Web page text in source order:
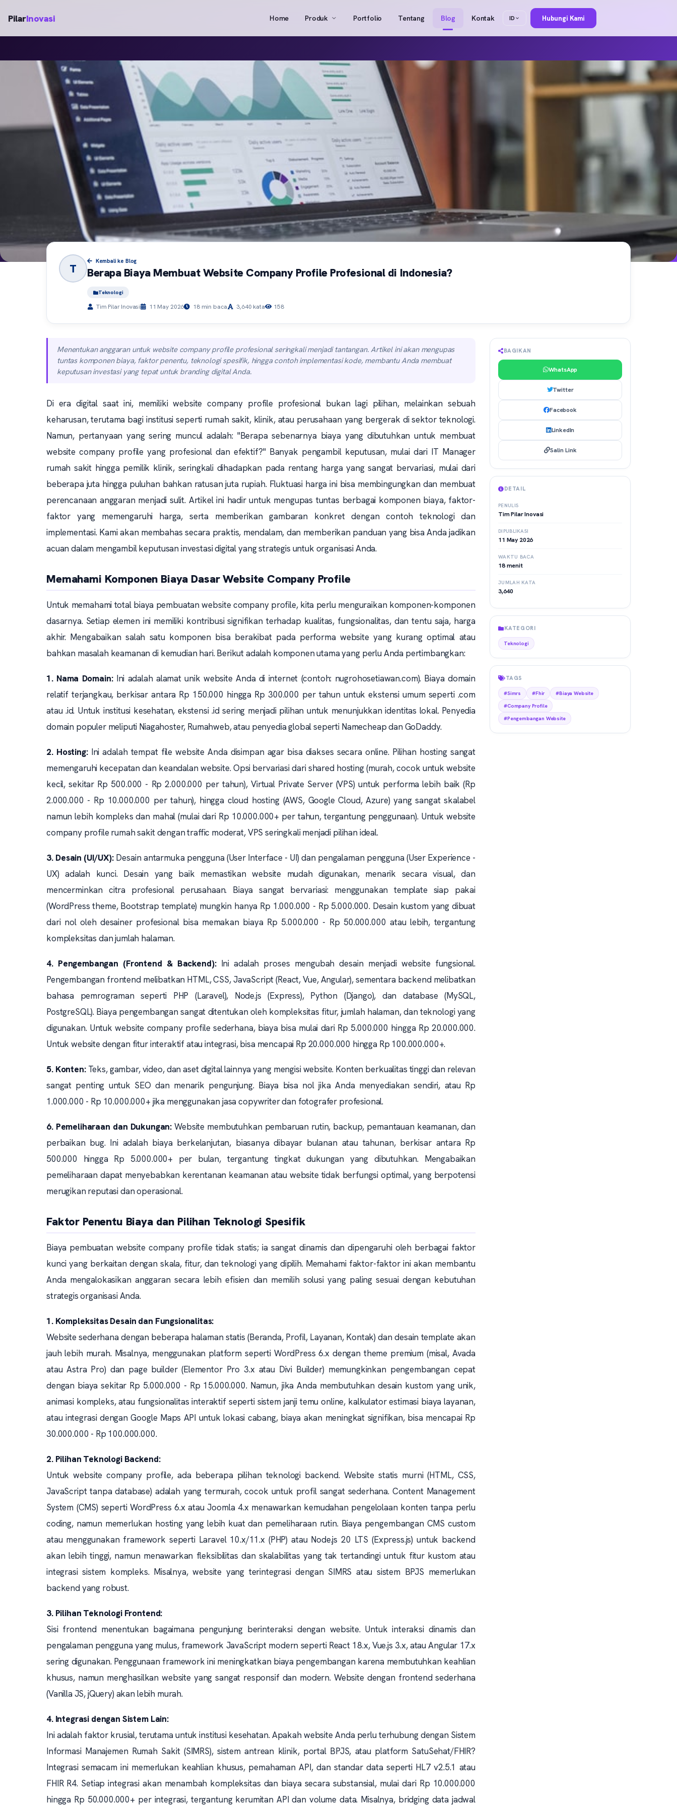
PilarInovasi Home Produk Portfolio Tentang Blog Kontak ID Hubungi Kami
T
Kembali ke Blog
Berapa Biaya Membuat Website Company Profile Profesional di Indonesia?
Teknologi
Tim Pilar Inovasi 11 May 2026 18 min baca 3,640 kata 158
Menentukan anggaran untuk website company profile profesional seringkali menjadi tantangan. Artikel ini akan mengupas
tuntas komponen biaya, faktor penentu, teknologi spesifik, hingga contoh implementasi kode, membantu Anda membuat
keputusan investasi yang tepat untuk branding digital Anda.
Di era digital saat ini, memiliki website company profile profesional bukan lagi pilihan, melainkan sebuah
keharusan, terutama bagi institusi seperti rumah sakit, klinik, atau perusahaan yang bergerak di sektor teknologi.
Namun, pertanyaan yang sering muncul adalah: "Berapa sebenarnya biaya yang dibutuhkan untuk membuat
website company profile yang profesional dan efektif?" Banyak pengambil keputusan, mulai dari IT Manager
rumah sakit hingga pemilik klinik, seringkali dihadapkan pada rentang harga yang sangat bervariasi, mulai dari
beberapa juta hingga puluhan bahkan ratusan juta rupiah. Fluktuasi harga ini bisa membingungkan dan membuat
perencanaan anggaran menjadi sulit. Artikel ini hadir untuk mengupas tuntas berbagai komponen biaya, faktor-
faktor yang memengaruhi harga, serta memberikan gambaran konkret dengan contoh teknologi dan
implementasi. Kami akan membahas secara praktis, mendalam, dan memberikan panduan yang bisa Anda jadikan
acuan dalam mengambil keputusan investasi digital yang strategis untuk organisasi Anda.
Memahami Komponen Biaya Dasar Website Company Profile
Untuk memahami total biaya pembuatan website company profile, kita perlu menguraikan komponen-komponen
dasarnya. Setiap elemen ini memiliki kontribusi signifikan terhadap kualitas, fungsionalitas, dan tentu saja, harga
akhir. Mengabaikan salah satu komponen bisa berakibat pada performa website yang kurang optimal atau
bahkan masalah keamanan di kemudian hari. Berikut adalah komponen utama yang perlu Anda pertimbangkan:
1. Nama Domain:Ini adalah alamat unik website Anda di internet (contoh: nugrohosetiawan.com). Biaya domain
relatif terjangkau, berkisar antara Rp 150.000 hingga Rp 300.000 per tahun untuk ekstensi umum seperti .com
atau .id. Untuk institusi kesehatan, ekstensi .id sering menjadi pilihan untuk menunjukkan identitas lokal. Penyedia
domain populer meliputi Niagahoster, Rumahweb, atau penyedia global seperti Namecheap dan GoDaddy.
2. Hosting:Ini adalah tempat file website Anda disimpan agar bisa diakses secara online. Pilihan hosting sangat
memengaruhi kecepatan dan keandalan website. Opsi bervariasi dari shared hosting (murah, cocok untuk website
kecil, sekitar Rp 500.000 - Rp 2.000.000 per tahun), Virtual Private Server (VPS) untuk performa lebih baik (Rp
2.000.000 - Rp 10.000.000 per tahun), hingga cloud hosting (AWS, Google Cloud, Azure) yang sangat skalabel
namun lebih kompleks dan mahal (mulai dari Rp 10.000.000+ per tahun, tergantung penggunaan). Untuk website
company profile rumah sakit dengan traffic moderat, VPS seringkali menjadi pilihan ideal.
3. Desain (UI/UX): Desain antarmuka pengguna (User Interface - UI) dan pengalaman pengguna (User Experience -
UX) adalah kunci. Desain yang baik memastikan website mudah digunakan, menarik secara visual, dan
mencerminkan citra profesional perusahaan. Biaya sangat bervariasi: menggunakan template siap pakai
(WordPress theme, Bootstrap template) mungkin hanya Rp 1.000.000 - Rp 5.000.000. Desain kustom yang dibuat
dari nol oleh desainer profesional bisa memakan biaya Rp 5.000.000 - Rp 50.000.000 atau lebih, tergantung
kompleksitas dan jumlah halaman.
4. Pengembangan (Frontend & Backend):Ini adalah proses mengubah desain menjadi website fungsional.
Pengembangan frontend melibatkan HTML, CSS, JavaScript (React, Vue, Angular), sementara backend melibatkan
bahasa pemrograman seperti PHP (Laravel), Node.js (Express), Python (Django), dan database (MySQL,
PostgreSQL). Biaya pengembangan sangat ditentukan oleh kompleksitas fitur, jumlah halaman, dan teknologi yang
digunakan. Untuk website company profile sederhana, biaya bisa mulai dari Rp 5.000.000 hingga Rp 20.000.000.
Untuk website dengan fitur interaktif atau integrasi, bisa mencapai Rp 20.000.000 hingga Rp 100.000.000+.
5. Konten:Teks, gambar, video, dan aset digital lainnya yang mengisi website. Konten berkualitas tinggi dan relevan
sangat penting untuk SEO dan menarik pengunjung. Biaya bisa nol jika Anda menyediakan sendiri, atau Rp
1.000.000 - Rp 10.000.000+ jika menggunakan jasa copywriter dan fotografer profesional.
6. Pemeliharaan dan Dukungan: Website membutuhkan pembaruan rutin, backup, pemantauan keamanan, dan
perbaikan bug. Ini adalah biaya berkelanjutan, biasanya dibayar bulanan atau tahunan, berkisar antara Rp
500.000 hingga Rp 5.000.000+ per bulan, tergantung tingkat dukungan yang dibutuhkan. Mengabaikan
pemeliharaan dapat menyebabkan kerentanan keamanan atau website tidak berfungsi optimal, yang berpotensi
merugikan reputasi dan operasional.
Faktor Penentu Biaya dan Pilihan Teknologi Spesifik
Biaya pembuatan website company profile tidak statis; ia sangat dinamis dan dipengaruhi oleh berbagai faktor
kunci yang berkaitan dengan skala, fitur, dan teknologi yang dipilih. Memahami faktor-faktor ini akan membantu
Anda mengalokasikan anggaran secara lebih efisien dan memilih solusi yang paling sesuai dengan kebutuhan
strategis organisasi Anda.
1. Kompleksitas Desain dan Fungsionalitas:
Website sederhana dengan beberapa halaman statis (Beranda, Profil, Layanan, Kontak) dan desain template akan
jauh lebih murah. Misalnya, menggunakan platform seperti WordPress 6.x dengan theme premium (misal, Avada
atau Astra Pro) dan page builder (Elementor Pro 3.x atau Divi Builder) memungkinkan pengembangan cepat
dengan biaya sekitar Rp 5.000.000 - Rp 15.000.000. Namun, jika Anda membutuhkan desain kustom yang unik,
animasi kompleks, atau fungsionalitas interaktif seperti sistem janji temu online, kalkulator estimasi biaya layanan,
atau integrasi dengan Google Maps API untuk lokasi cabang, biaya akan meningkat signifikan, bisa mencapai Rp
30.000.000 - Rp 100.000.000.
2. Pilihan Teknologi Backend:
Untuk website company profile, ada beberapa pilihan teknologi backend. Website statis murni (HTML, CSS,
JavaScript tanpa database) adalah yang termurah, cocok untuk profil sangat sederhana. Content Management
System (CMS) seperti WordPress 6.x atau Joomla 4.x menawarkan kemudahan pengelolaan konten tanpa perlu
coding, namun memerlukan hosting yang lebih kuat dan pemeliharaan rutin. Biaya pengembangan CMS custom
atau menggunakan framework seperti Laravel 10.x/11.x (PHP) atau Node.js 20 LTS (Express.js) untuk backend
akan lebih tinggi, namun menawarkan fleksibilitas dan skalabilitas yang tak tertandingi untuk fitur kustom atau
integrasi sistem kompleks. Misalnya, website yang terintegrasi dengan SIMRS atau sistem BPJS memerlukan
backend yang robust.
3. Pilihan Teknologi Frontend:
Sisi frontend menentukan bagaimana pengunjung berinteraksi dengan website. Untuk interaksi dinamis dan
pengalaman pengguna yang mulus, framework JavaScript modern seperti React 18.x, Vue.js 3.x, atau Angular 17.x
sering digunakan. Penggunaan framework ini meningkatkan biaya pengembangan karena membutuhkan keahlian
khusus, namun menghasilkan website yang sangat responsif dan modern. Website dengan frontend sederhana
(Vanilla JS, jQuery) akan lebih murah.
4. Integrasi dengan Sistem Lain:
Ini adalah faktor krusial, terutama untuk institusi kesehatan. Apakah website Anda perlu terhubung dengan Sistem
Informasi Manajemen Rumah Sakit (SIMRS), sistem antrean klinik, portal BPJS, atau platform SatuSehat/FHIR?
Integrasi semacam ini memerlukan keahlian khusus, pemahaman API, dan standar data seperti HL7 v2.5.1 atau
FHIR R4. Setiap integrasi akan menambah kompleksitas dan biaya secara substansial, mulai dari Rp 10.000.000
hingga Rp 50.000.000+ per integrasi, tergantung kerumitan API dan volume data. Misalnya, bridging data jadwal
BAGIKAN
WhatsApp
Twitter
Facebook
LinkedIn
Salin Link
DETAIL
PENULIS
Tim Pilar Inovasi
DIPUBLIKASI
11 May 2026
WAKTU BACA
18 menit
JUMLAH KATA
3,640
KATEGORI
Teknologi
TAGS
#Simrs #Fhir
#Biaya Website
#Company Profile
#Pengembangan Website